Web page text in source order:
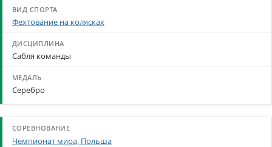
Фехтование на колясках
Сабля команды
Серебро
Чемпионат мира, Польша